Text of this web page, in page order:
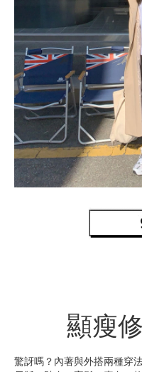
顯瘦
驚訝嗎？內著與外搭兩種穿